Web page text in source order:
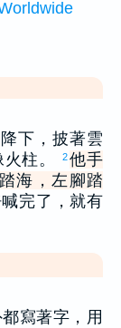
下，披著雲
柱。
2 他手
海，左腳踏
完了，就有
寫著字，用